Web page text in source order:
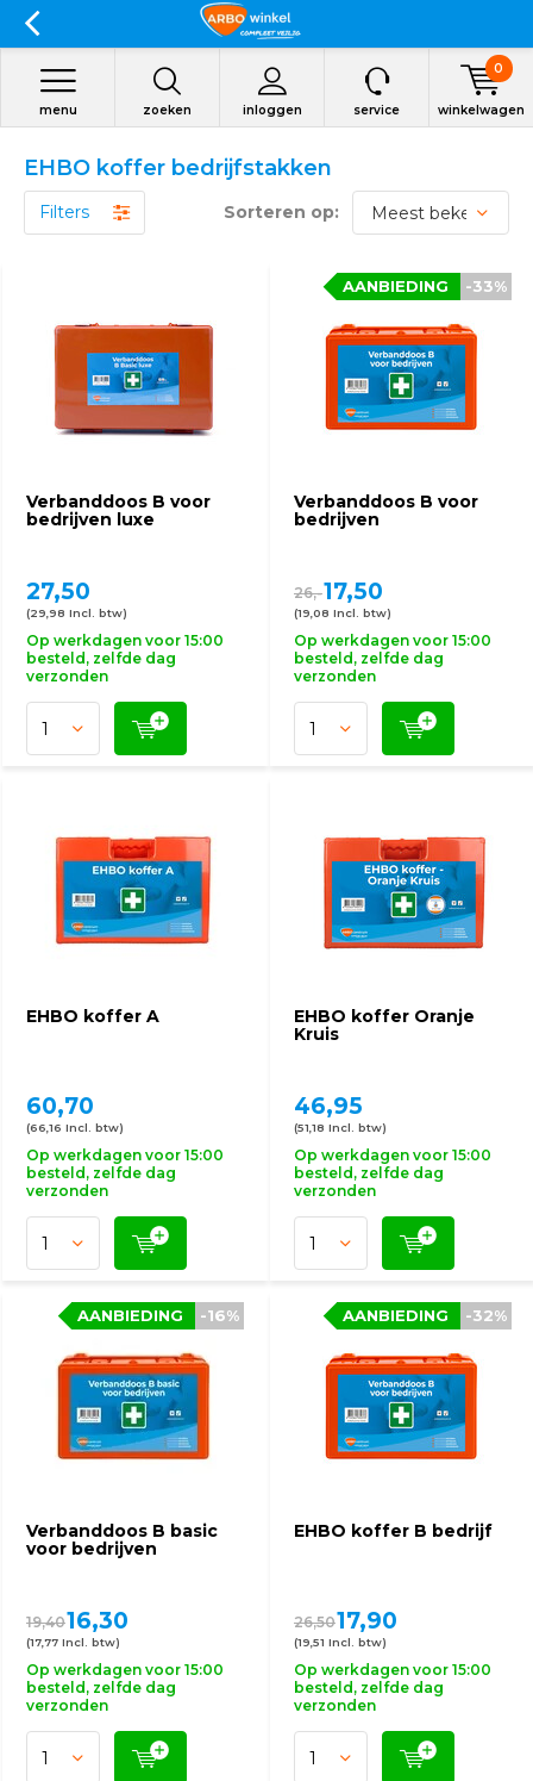
zoeken inloggen
menu service winkelwagen
0
EHBO koffer bedrijfstakken
Filters Sorteren op:
Verbanddoos B voor
bedrijven luxe
27,50
(29,98 Incl. btw)
Op werkdagen voor 15:00
besteld, zelfde dag
verzonden
Verbanddoos B voor
bedrijven
-33%
AANBIEDING
26,-17,50
(19,08 Incl. btw)
Op werkdagen voor 15:00
besteld, zelfde dag
verzonden
EHBO koffer A
60,70
(66,16 Incl. btw)
Op werkdagen voor 15:00
besteld, zelfde dag
verzonden
EHBO koffer Oranje
Kruis
46,95
(51,18 Incl. btw)
Op werkdagen voor 15:00
besteld, zelfde dag
verzonden
Verbanddoos B basic
voor bedrijven
-16%
AANBIEDING
19,4016,30
(17,77 Incl. btw)
Op werkdagen voor 15:00
besteld, zelfde dag
verzonden
EHBO koffer B bedrijf
-32%
AANBIEDING
26,5017,90
(19,51 Incl. btw)
Op werkdagen voor 15:00
besteld, zelfde dag
verzonden